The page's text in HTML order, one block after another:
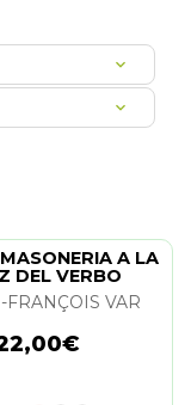
A LA
DEL VERBO
FRANÇOIS VAR